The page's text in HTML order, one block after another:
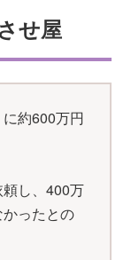
せ屋
約600万円
し、400万
ったとの